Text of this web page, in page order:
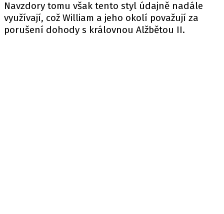
Navzdory tomu však tento styl údajně nadále
využívají, což William a jeho okolí považují za
porušení dohody s královnou Alžbětou II.